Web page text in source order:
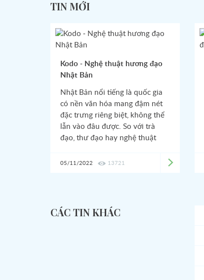
TIN MỚI
Kodo - Nghệ thuật hương đạo
Nhật Bản
Nhật Bản nổi tiếng là quốc gia
có nền văn hóa mang đậm nét
đặc trưng riêng biệt, không thể
lẫn vào đâu được. So với trà
đạo, thư đạo hay nghệ thuật
người biết tới. Thế nhưng,
tồn tại trong suốt hơn 500 năm
qua. Hương đạo như một minh
05/11/2022 13721
CÁC TIN KHÁC